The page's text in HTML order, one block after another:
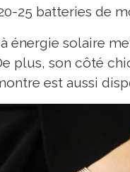
25 batteries de
énergie solaire
plus, son côté
est aussi